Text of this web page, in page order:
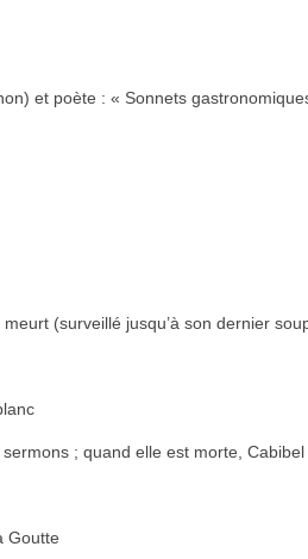
et poète : « Sonnets
(surveillé jusqu’à son dernier
; quand elle est morte,
Goutte